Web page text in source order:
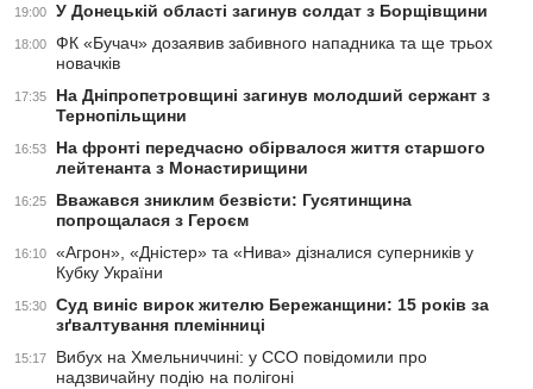
19:00 У Донецькій області загинув солдат з Борщівщини
18:00
ФК «Бучач» дозаявив забивного нападника та ще трьох
новачків
17:35
На Дніпропетровщині загинув молодший сержант з
Тернопільщини
16:53
На фронті передчасно обірвалося життя старшого
лейтенанта з Монастирищини
16:25
Вважався зниклим безвісти: Гусятинщина
попрощалася з Героєм
16:10
«Агрон», «Дністер» та «Нива» дізналися суперників у
Кубку України
15:30
Суд виніс вирок жителю Бережанщини: 15 років за
зґвалтування племінниці
15:17
Вибух на Хмельниччині: у ССО повідомили про
надзвичайну подію на полігоні